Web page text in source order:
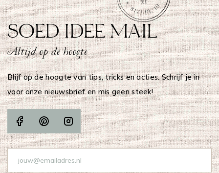
SOED IDEE MAIL
Altijd op de hoogte
Blijf op de hoogte van tips, tricks en acties. Schrijf je in
voor onze nieuwsbrief en mis geen steek!